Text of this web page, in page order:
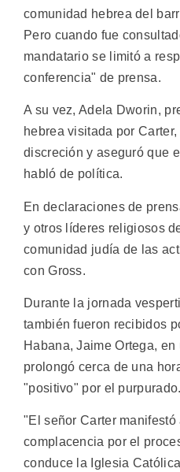
comunidad hebrea del
Pero cuando fue
mandatario se limitó a
conferencia" de prensa.
A su vez, Adela Dworin,
hebrea visitada por
discreción y aseguró que
habló de política.
En declaraciones de
y otros líderes religiosos
comunidad judía de las
con Gross.
Durante la jornada
también fueron recibidos
Habana, Jaime Ortega,
prolongó cerca de una
"positivo" por el purpurado.
"El señor Carter
complacencia por el
conduce la Iglesia